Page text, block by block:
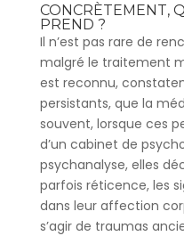
CONCRÈTEMENT,
PREND ?
Il n’est pas rare de
malgré le traitement
est reconnu,
persistants, que la
souvent, lorsque ces
d’un cabinet de
psychanalyse, elles
parfois réticence, les
dans leur affection
s’agir de traumas